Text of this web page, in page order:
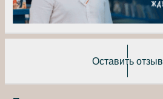
Оставить отзыв